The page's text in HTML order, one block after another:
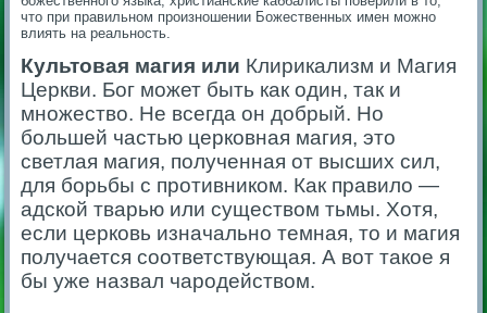
что при правильном произношении Божественных имен можно
влиять на реальность.
Культовая магия или Клирикализм и Магия
Церкви. Бог может быть как один, так и
множество. Не всегда он добрый. Но
большей частью церковная магия, это
светлая магия, полученная от высших сил,
для борьбы с противником. Как правило —
адской тварью или существом тьмы. Хотя,
если церковь изначально темная, то и магия
получается соответствующая. А вот такое я
бы уже назвал чародейством.